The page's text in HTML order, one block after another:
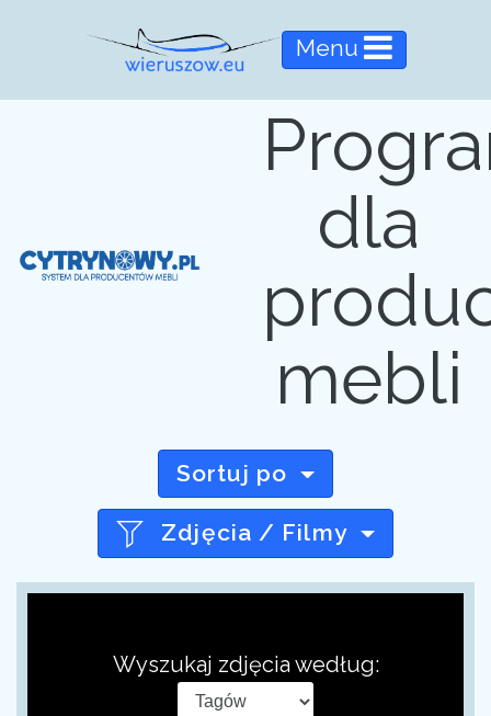
Menu
dla
mebli
Sortuj po
Zdjęcia / Filmy
Wyszukaj zdjęcia według: